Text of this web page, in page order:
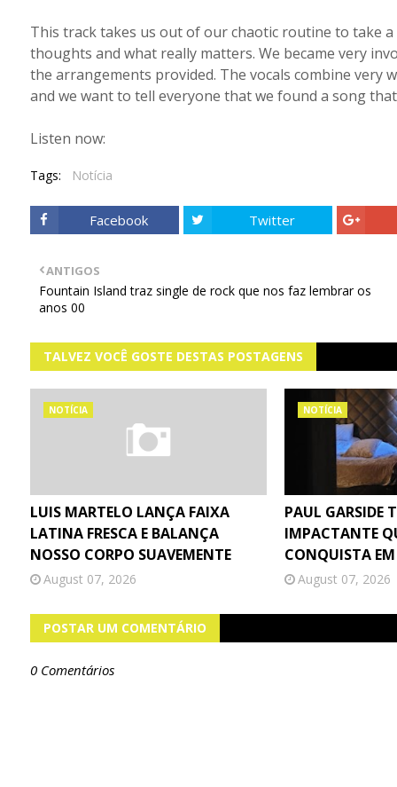
This track takes us out of our chaotic routine to take
thoughts and what really matters. We became very
the arrangements provided. The vocals combine very
and we want to tell everyone that we found a song
Listen now:
Tags: Notícia
Facebook Twitter
ANTIGOS
Fountain Island traz single de rock que nos faz lembrar os
anos 00
TALVEZ VOCÊ GOSTE DESTAS POSTAGENS
NOTÍCIA
LUIS MARTELO LANÇA FAIXA
LATINA FRESCA E BALANÇA
NOSSO CORPO SUAVEMENTE
August 07, 2026
NOTÍCIA
PAUL GARSIDE
IMPACTANTE
CONQUISTA
August 07, 2026
POSTAR UM COMENTÁRIO
0 Comentários